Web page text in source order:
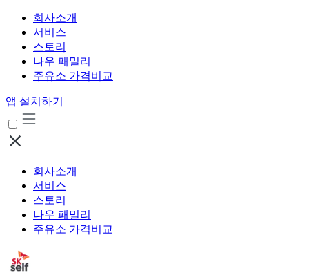
회사소개
서비스
스토리
나우 패밀리
주유소 가격비교
앱 설치하기
회사소개
서비스
스토리
나우 패밀리
주유소 가격비교